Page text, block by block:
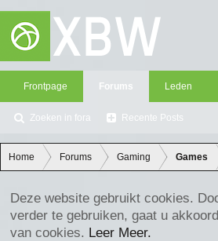
Frontpage Forums
Zoeken in fora Recente Posts
Leden
Home Forums Gaming Games
Deze website gebruikt cookies.
verder te gebruiken, gaat u
van cookies. Leer Meer.